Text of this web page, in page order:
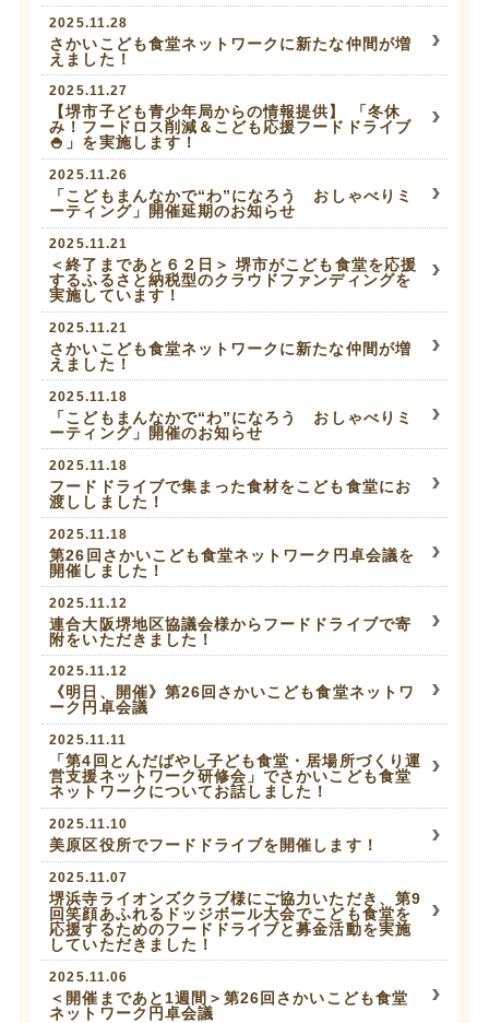
2025.11.28
さかいこども食堂ネットワークに新たな仲間が増
えました！
2025.11.27
【堺市子ども青少年局からの情報提供】 「冬休
み！フードロス削減＆こども応援フードドライブ
🍚」を実施します！
2025.11.26
「こどもまんなかで“わ”になろう おしゃべりミ
ーティング」開催延期のお知らせ
2025.11.21
＜終了まであと６２日＞ 堺市がこども食堂を応援
するふるさと納税型のクラウドファンディングを
実施しています！
2025.11.21
さかいこども食堂ネットワークに新たな仲間が増
えました！
2025.11.18
「こどもまんなかで“わ”になろう おしゃべりミ
ーティング」開催のお知らせ
2025.11.18
フードドライブで集まった食材をこども食堂にお
渡ししました！
2025.11.18
第26回さかいこども食堂ネットワーク円卓会議を
開催しました！
2025.11.12
連合大阪堺地区協議会様からフードドライブで寄
附をいただきました！
2025.11.12
《明日、開催》第26回さかいこども食堂ネットワ
ーク円卓会議
2025.11.11
「第4回とんだばやし子ども食堂・居場所づくり運
営支援ネットワーク研修会」でさかいこども食堂
ネットワークについてお話しました！
2025.11.10
美原区役所でフードドライブを開催します！
2025.11.07
堺浜寺ライオンズクラブ様にご協力いただき、第9
回笑顔あふれるドッジボール大会でこども食堂を
応援するためのフードドライブと募金活動を実施
していただきました！
2025.11.06
＜開催まであと1週間＞第26回さかいこども食堂
ネットワーク円卓会議